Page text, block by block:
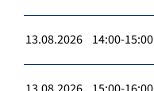
13.08.2026 14:00-15:00